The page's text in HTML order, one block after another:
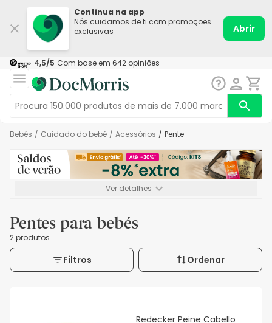
Continua na app
Nós cuidamos de ti com promoções
exclusivas
Abrir
4,5/5 Com base em 642 opiniões
Bebés / Cuidado do bebé / Acessórios / Pente
Ver detalhes
Pentes para bebés
2 produtos
Filtros Ordenar
Redecker Peine Cabello